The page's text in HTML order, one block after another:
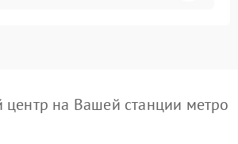
на Вашей станции метро